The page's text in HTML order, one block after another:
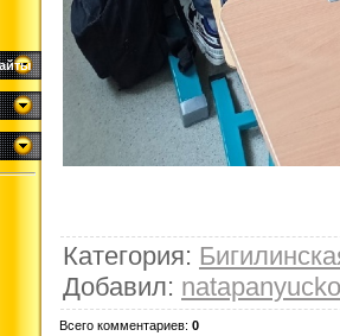
Категория:
Добавил:
Всего комментариев: 0